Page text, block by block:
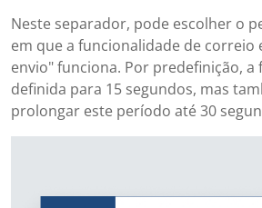
Neste separador, pode escolher o
em que a funcionalidade de
envio" funciona. Por predefinição, a
definida para 15 segundos, mas
prolongar este período até 30